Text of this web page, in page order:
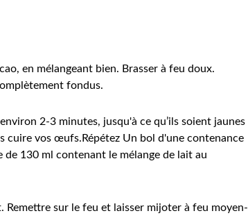
en mélangeant bien. Brasser à feu doux.
fondus.
2-3 minutes, jusqu'à ce qu’ils soient jaunes
cuire vos œufs.Répétez Un bol d'une contenance
130 ml contenant le mélange de lait au
Remettre sur le feu et laisser mijoter à feu moyen-